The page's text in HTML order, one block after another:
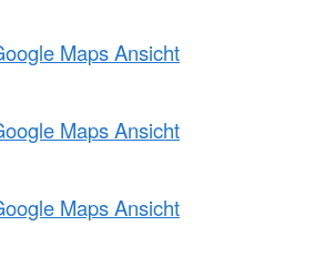
Maps Ansicht
Maps Ansicht
Maps Ansicht